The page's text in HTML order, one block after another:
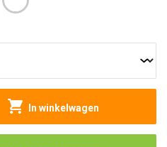
In winkelwagen